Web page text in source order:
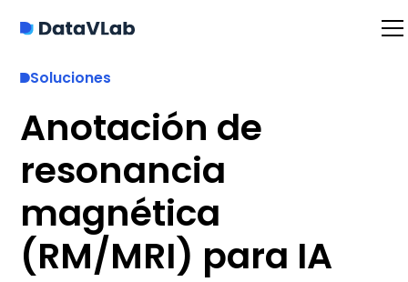
Soluciones
Anotación de
resonancia
magnética
(RM/MRI) para IA